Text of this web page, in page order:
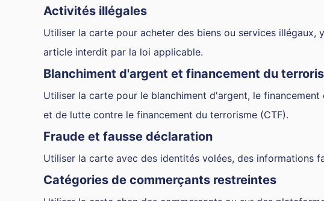
Activités illégales
Utiliser la carte pour acheter des biens ou services
article interdit par la loi applicable.
Blanchiment d'argent et financement du
Utiliser la carte pour le blanchiment d'argent, le
et de lutte contre le financement du terrorisme (CTF).
Fraude et fausse déclaration
Utiliser la carte avec des identités volées, des informations
Catégories de commerçants restreintes